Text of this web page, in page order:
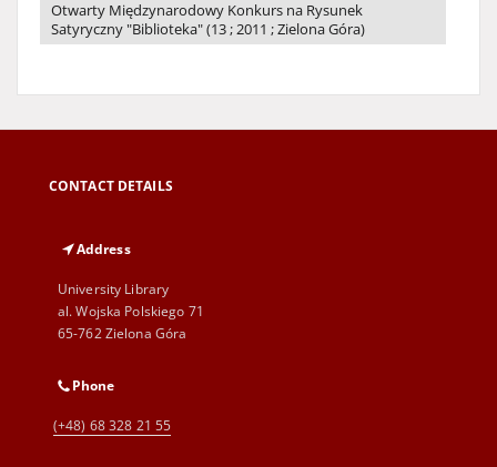
Otwarty Międzynarodowy Konkurs na Rysunek
Satyryczny "Biblioteka" (13 ; 2011 ; Zielona Góra)
CONTACT DETAILS
Address
University Library
al. Wojska Polskiego 71
65-762 Zielona Góra
Phone
(+48) 68 328 21 55